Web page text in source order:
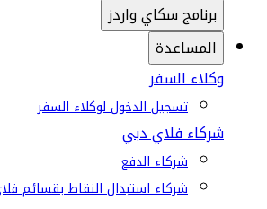
برنامج سكاي واردز
المساعدة
وكلاء السفر
تسجيل الدخول لوكلاء السفر
شركاء فلاي دبي
شركاء الدفع
شركاء استبدال النقاط بقسائم